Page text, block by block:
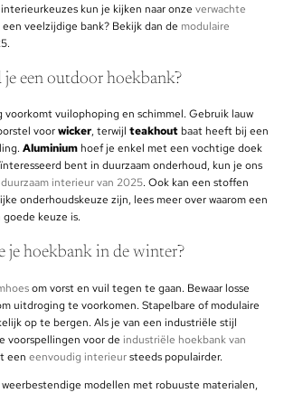
kun je kijken naar onze verwachte
een veelzijdige bank? Bekijk dan de modulaire
een outdoor hoekbank?
voorkomt vuilophoping en schimmel. Gebruik lauw
voorwicker, terwijl teakhoutbaat heeft bij een
Aluminiumhoef je enkel met een vochtige doek
bent in duurzaam onderhoud, kun je ons
duurzaam interieur van 2025. Ook kan een stoffen
onderhoudskeuze zijn, lees meer over waarom een
goede keuze is.
je hoekbank in de winter?
om vorst en vuil tegen te gaan. Bewaar losse
uitdroging te voorkomen. Stapelbare of modulaire
op te bergen. Als je van een industriële stijl
voorspellingen voor de industriële hoekbank van
een eenvoudig interieursteeds populairder.
modellen met robuuste materialen,